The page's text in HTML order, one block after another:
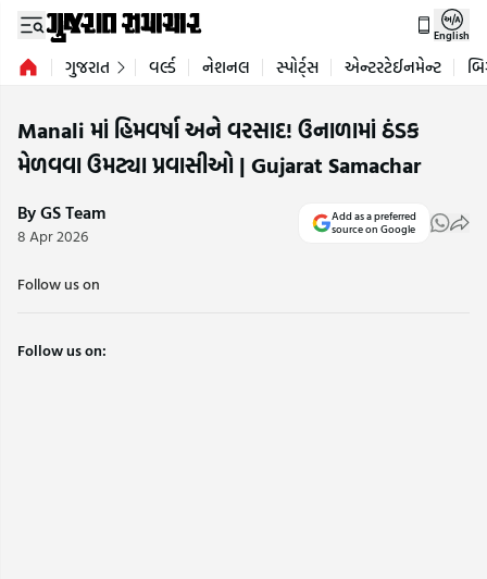
English
ગુજરાત વર્લ્ડ નેશનલ સ્પોર્ટ્સ એન્ટરટેઈનમેન્ટ
Manali માં હિમવર્ષા અને વરસાદ! ઉનાળામાં ઠંડક
મેળવવા ઉમટ્યા પ્રવાસીઓ | Gujarat Samachar
By GS Team
8 Apr 2026
Add as a preferred
source on Google
Follow us on
Follow us on: